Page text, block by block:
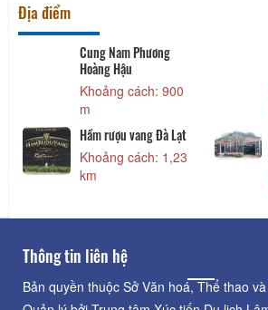
Địa điểm
Cung Nam Phương
Hoàng Hậu
Khoảng cách: 900
m
Hầm rượu vang Đà Lạt
Khoảng cách: 1,23
km
Thông tin liên hệ
Bản quyền thuộc Sở Văn hoá, Thể thao